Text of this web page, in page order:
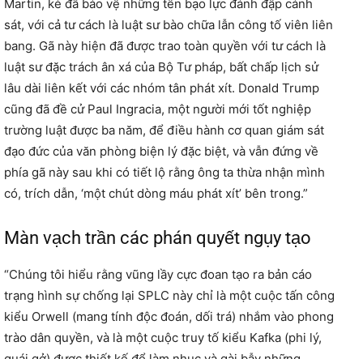
Martin, kẻ đã bảo vệ những tên bạo lực đánh đập cảnh
sát, với cả tư cách là luật sư bào chữa lẫn công tố viên liên
bang. Gã này hiện đã được trao toàn quyền với tư cách là
luật sư đặc trách ân xá của Bộ Tư pháp, bất chấp lịch sử
lâu dài liên kết với các nhóm tân phát xít. Donald Trump
cũng đã đề cử Paul Ingracia, một người mới tốt nghiệp
trường luật được ba năm, để điều hành cơ quan giám sát
đạo đức của văn phòng biện lý đặc biệt, và vẫn đứng về
phía gã này sau khi có tiết lộ rằng ông ta thừa nhận mình
có, trích dẫn, ‘một chút dòng máu phát xít’ bên trong.”
Màn vạch trần các phán quyết ngụy tạo
“Chúng tôi hiểu rằng vũng lầy cực đoan tạo ra bản cáo
trạng hình sự chống lại SPLC này chỉ là một cuộc tấn công
kiểu Orwell (mang tính độc đoán, dối trá) nhắm vào phong
trào dân quyền, và là một cuộc truy tố kiểu Kafka (phi lý,